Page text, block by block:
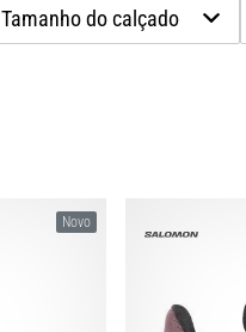
Tamanho do calçado
Novo